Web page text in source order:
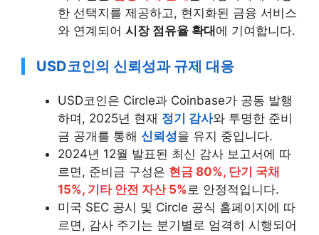
한 선택지를 제공하고, 현지화된 금융 서비스
와 연계되어 시장 점유율 확대에 기여합니다.
USD코인의 신뢰성과 규제 대응
USD코인은 Circle과 Coinbase가 공동 발행
하며, 2025년 현재 정기 감사와 투명한 준비
금 공개를 통해 신뢰성을 유지 중입니다.
2024년 12월 발표된 최신 감사 보고서에 따
르면, 준비금 구성은 현금 80%, 단기 국채
15%, 기타 안전 자산 5%로 안정적입니다.
미국 SEC 공시 및 Circle 공식 홈페이지에 따
르면, 감사 주기는 분기별로 엄격히 시행되어